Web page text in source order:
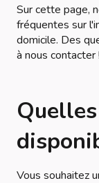
Sur cette page,
fréquentes sur
domicile. Des
à nous contacter !
Vous souhaitez